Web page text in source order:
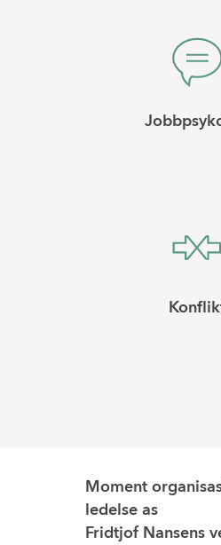
Moment
ledelse as
Fridtjof Nansens